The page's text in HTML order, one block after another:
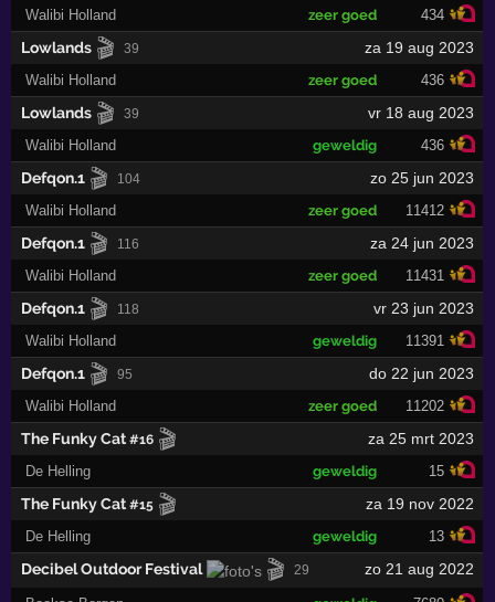
Walibi Holland zeer goed 434
Lowlands 🎬 39 za 19 aug 2023
Walibi Holland zeer goed 436
Lowlands 🎬 39 vr 18 aug 2023
Walibi Holland geweldig 436
Defqon.1 🎬 104 zo 25 jun 2023
Walibi Holland zeer goed 11412
Defqon.1 🎬 116 za 24 jun 2023
Walibi Holland zeer goed 11431
Defqon.1 🎬 118 vr 23 jun 2023
Walibi Holland geweldig 11391
Defqon.1 🎬 95 do 22 jun 2023
Walibi Holland zeer goed 11202
The Funky Cat #16 🎬 za 25 mrt 2023
De Helling geweldig 15
The Funky Cat #15 🎬 za 19 nov 2022
De Helling geweldig 13
Decibel Outdoor Festival 🎬 29 zo 21 aug 2022